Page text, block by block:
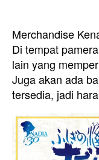
Merchandise
Di tempat
lain yang
Juga akan ada
tersedia, jadi